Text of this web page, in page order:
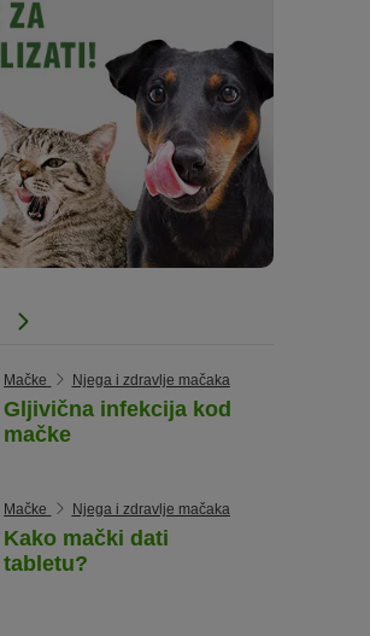
Mačke Njega i zdravlje mačaka
Gljivična infekcija kod
mačke
Mačke Njega i zdravlje mačaka
Kako mački dati
tabletu?